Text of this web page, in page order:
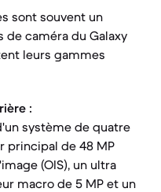
sont souvent un
caméra du Galaxy
leurs gammes
:
système de quatre
principal de 48 MP
(OIS), un ultra
macro de 5 MP et un